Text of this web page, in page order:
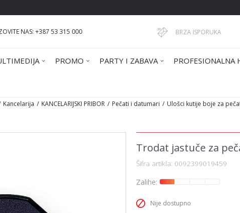
NAS: +387 53 315 000 BRZA ISPORUKA
PROMO PARTY I ZABAVA PROFESIONALNA
Kancelarija KANCELARIJSKI PRIBOR Pečati i datumari Ulošci kutije boje za
Trodat jastuče za
Šifra artikla: 0092399019459
Zalihe:
Nije dostupno